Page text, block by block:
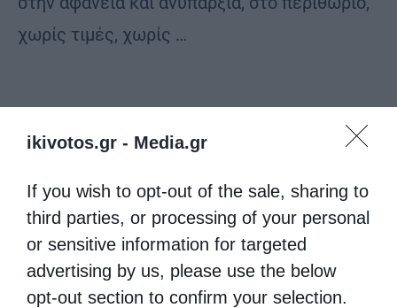
ikivotos.gr - Media.gr
If you wish to opt-out of the sale, sharing to
third parties, or processing of your personal
or sensitive information for targeted
advertising by us, please use the below
opt-out section to confirm your selection.
χωρίς τιμές, χωρίς …